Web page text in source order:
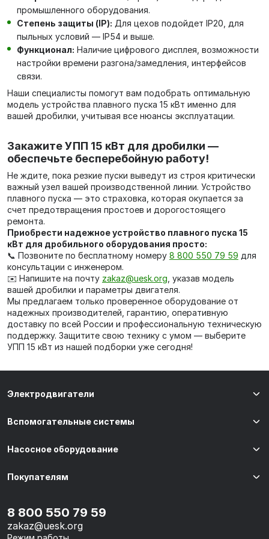
промышленного оборудования.
Степень защиты (IP): Для цехов подойдет IP20, для
пыльных условий — IP54 и выше.
Функционал: Наличие цифрового дисплея, возможности
настройки времени разгона/замедления, интерфейсов
связи.
Наши специалисты помогут вам подобрать оптимальную
модель устройства плавного пуска 15 кВт именно для
вашей дробилки, учитывая все нюансы эксплуатации.
Закажите УПП 15 кВт для дробилки —
обеспечьте бесперебойную работу!
Не ждите, пока резкие пуски выведут из строя критически
важный узел вашей производственной линии. Устройство
плавного пуска — это страховка, которая окупается за
счет предотвращения простоев и дорогостоящего
ремонта.
Приобрести надежное устройство плавного пуска 15
кВт для дробильного оборудования просто:
📞 Позвоните по бесплатному номеру 8 800 550 79 59 для
консультации с инженером.
✉️ Напишите на почту zakaz@uesk.org , указав модель
вашей дробилки и параметры двигателя.
Мы предлагаем только проверенное оборудование от
надежных производителей, гарантию, оперативную
доставку по всей России и профессиональную техническую
поддержку. Защитите свою технику с умом — выберите
УПП 15 кВт из нашей подборки уже сегодня!
Электродвигатели
Вспомогательные системы
Насосное оборудование
Покупателям
8 800 550 79 59
zakaz@uesk.org